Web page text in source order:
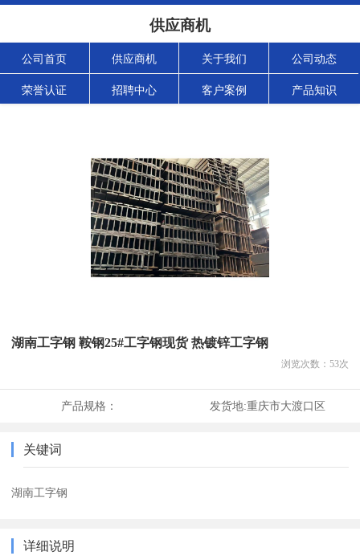
供应商机
公司首页 供应商机 关于我们 公司动态
荣誉认证 招聘中心 客户案例 产品知识
湖南工字钢 鞍钢25#工字钢现货 热镀锌工字钢
浏览次数： 53次
产品规格： 发货地:重庆市大渡口区
关键词
湖南工字钢
详细说明